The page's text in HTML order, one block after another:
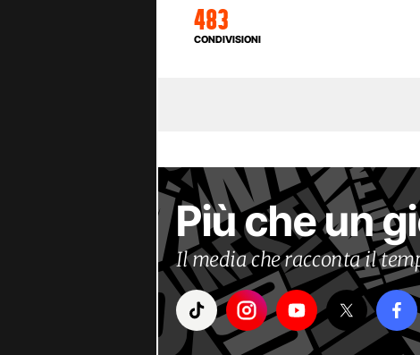
483
CONDIVISIONI
Più che un
Il media che racconta il